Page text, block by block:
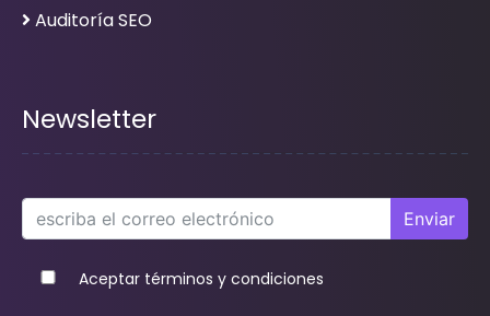
Auditoría SEO
Newsletter
Enviar
Aceptar términos y condiciones